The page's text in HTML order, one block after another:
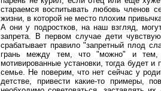
стараемся воспитывать любовь членов
жизни, в которой не место плохим
А они у подростков, на наш взгляд,
запрета. В первом случае дети
срабатывает правило "запретный плод
грань между тем, что "можно" и тем,
мотивированные установки, тогда будет
семье. Не поверим, что нет сейчас у
детстве, привести какие-то примеры,